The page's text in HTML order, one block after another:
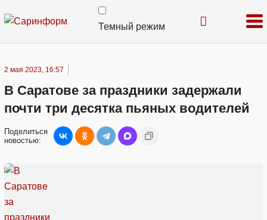
Темный режим
2 мая 2023, 16:57
В Саратове за праздники задержали
почти три десятка пьяных водителей
Поделиться
новостью: